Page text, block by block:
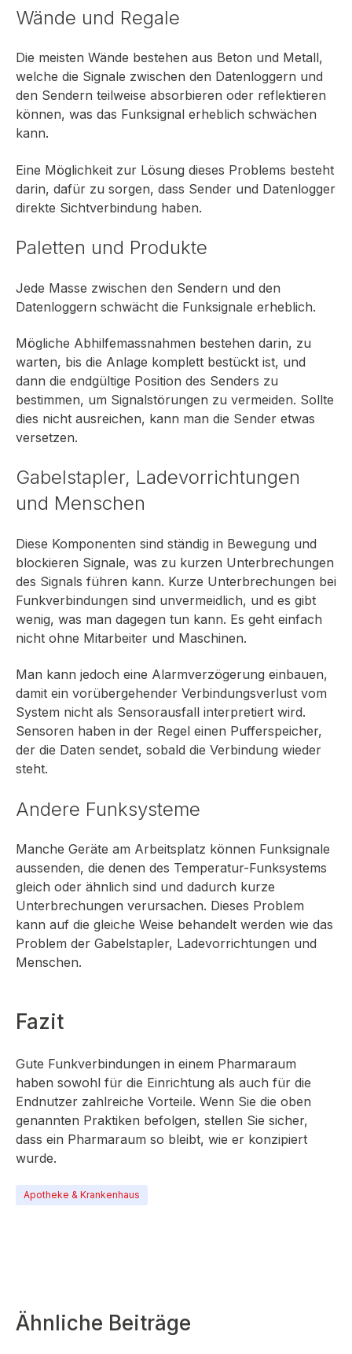
Wände und Regale
Die meisten Wände bestehen aus Beton und Metall,
welche die Signale zwischen den Datenloggern und
den Sendern teilweise absorbieren oder reflektieren
können, was das Funksignal erheblich schwächen
kann.
Eine Möglichkeit zur Lösung dieses Problems besteht
darin, dafür zu sorgen, dass Sender und Datenlogger
direkte Sichtverbindung haben.
Paletten und Produkte
Jede Masse zwischen den Sendern und den
Datenloggern schwächt die Funksignale erheblich.
Mögliche Abhilfemassnahmen bestehen darin, zu
warten, bis die Anlage komplett bestückt ist, und
dann die endgültige Position des Senders zu
bestimmen, um Signalstörungen zu vermeiden. Sollte
dies nicht ausreichen, kann man die Sender etwas
versetzen.
Gabelstapler, Ladevorrichtungen
und Menschen
Diese Komponenten sind ständig in Bewegung und
blockieren Signale, was zu kurzen Unterbrechungen
des Signals führen kann. Kurze Unterbrechungen bei
Funkverbindungen sind unvermeidlich, und es gibt
wenig, was man dagegen tun kann. Es geht einfach
nicht ohne Mitarbeiter und Maschinen.
Man kann jedoch eine Alarmverzögerung einbauen,
damit ein vorübergehender Verbindungsverlust vom
System nicht als Sensorausfall interpretiert wird.
Sensoren haben in der Regel einen Pufferspeicher,
der die Daten sendet, sobald die Verbindung wieder
steht.
Andere Funksysteme
Manche Geräte am Arbeitsplatz können Funksignale
aussenden, die denen des Temperatur-Funksystems
gleich oder ähnlich sind und dadurch kurze
Unterbrechungen verursachen. Dieses Problem
kann auf die gleiche Weise behandelt werden wie das
Problem der Gabelstapler, Ladevorrichtungen und
Menschen.
Fazit
Gute Funkverbindungen in einem Pharmaraum
haben sowohl für die Einrichtung als auch für die
Endnutzer zahlreiche Vorteile. Wenn Sie die oben
genannten Praktiken befolgen, stellen Sie sicher,
dass ein Pharmaraum so bleibt, wie er konzipiert
wurde.
Apotheke & Krankenhaus
Ähnliche Beiträge